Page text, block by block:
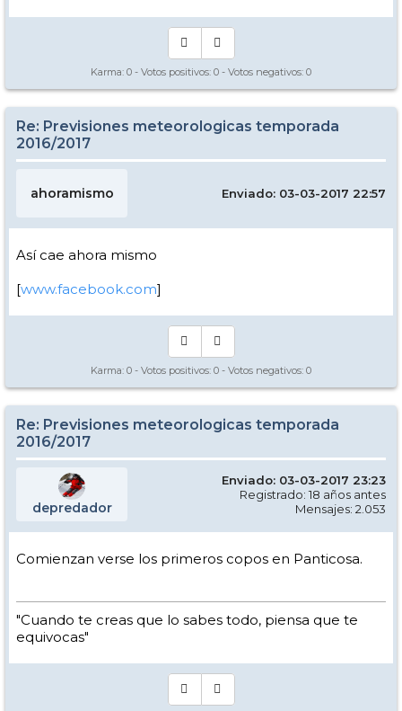
Karma: 0 - Votos positivos: 0 - Votos negativos: 0
Re: Previsiones meteorologicas temporada
2016/2017
ahoramismo Enviado: 03-03-2017 22:57
Así cae ahora mismo
[www.facebook.com]
Karma: 0 - Votos positivos: 0 - Votos negativos: 0
Re: Previsiones meteorologicas temporada
2016/2017
depredador
Enviado: 03-03-2017 23:23
Registrado: 18 años antes
Mensajes: 2.053
Comienzan verse los primeros copos en Panticosa.
"Cuando te creas que lo sabes todo, piensa que te
equivocas"